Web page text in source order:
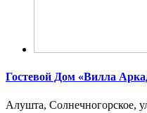
Гостевой Дом «Вилла
Алушта, Солнечногорское,